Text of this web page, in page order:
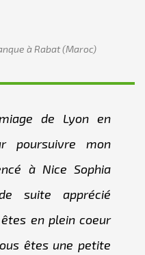
à Rabat (Maroc)
de Lyon en
poursuivre mon
à Nice Sophia
suite apprécié
en plein coeur
êtes une petite